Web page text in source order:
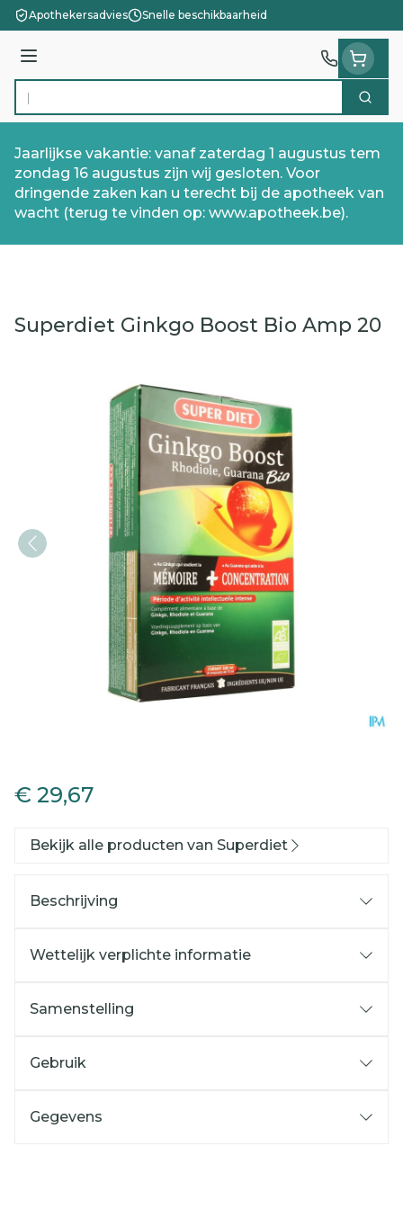
Ga naar de inhoud
Apothekersadvies Snelle beschikbaarheid
Menu
Product, merk, categorie... Zoek
Jaarlijkse vakantie: vanaf zaterdag 1 augustus tem
zondag 16 augustus zijn wij gesloten. Voor
dringende zaken kan u terecht bij de apotheek van
wacht (terug te vinden op: www.apotheek.be).
Superdiet Ginkgo Boost Bio Amp 20
€ 29,67
Bekijk alle producten van Superdiet
Beschrijving
Wettelijk verplichte informatie
Samenstelling
Gebruik
Gegevens